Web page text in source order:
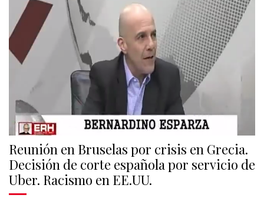
Reunión en Bruselas por crisis en Grecia.
Decisión de corte española por servicio de
Uber. Racismo en EE.UU.